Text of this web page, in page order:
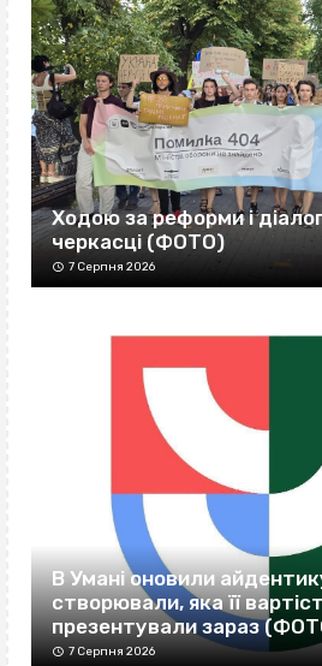
Ходою за реформи і
черкасці (ФОТО)
7 Серпня 2026
В Умані оновили
створювали, яка її
презентували зараз
7 Серпня 2026